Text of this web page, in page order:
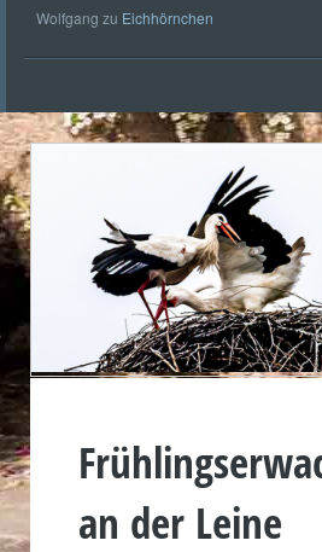
Wolfgang zu Eichhörnchen
an der Leine